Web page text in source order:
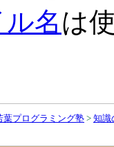
ル名は
葉プログラミング塾 > 知識